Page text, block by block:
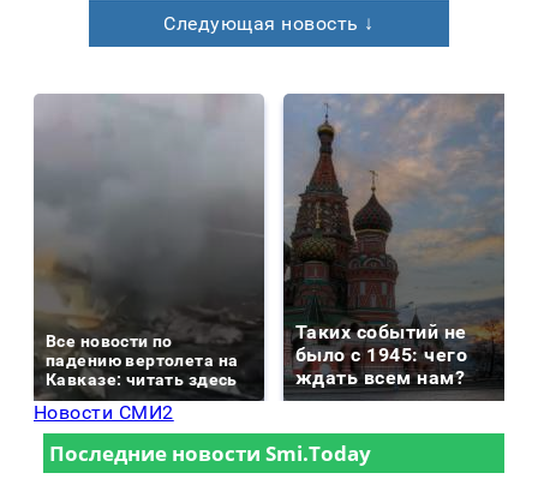
Следующая новость ↓
Все новости по
падению вертолета на
Кавказе: читать здесь
Таких событий не
было с 1945: чего
ждать всем нам?
Новости СМИ2